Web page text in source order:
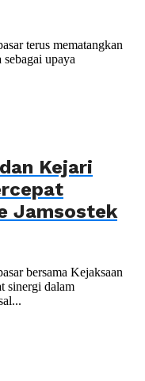
terus mematangkan
sebagai upaya
Kejari
Jamsostek
bersama Kejaksaan
sinergi dalam